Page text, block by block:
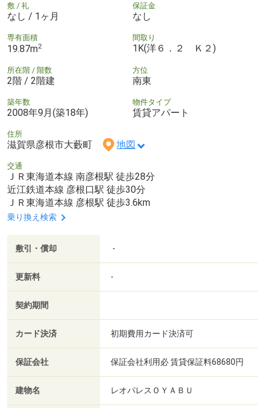
敷 / 礼
なし / 1ヶ月
保証金
なし
専有面積
19.87m2
間取り
1K(洋６．２ Ｋ２)
所在階 / 階数
2階 / 2階建
方位
南東
築年数
2008年9月(築18年)
物件タイプ
賃貸アパート
住所
滋賀県彦根市大藪町 地図
交通
ＪＲ東海道本線 南彦根駅 徒歩28分
近江鉄道本線 彦根口駅 徒歩30分
ＪＲ東海道本線 彦根駅 徒歩3.6km
乗り換え検索
敷引・償却 -
更新料 -
契約期間
カード決済 初期費用カード決済可
保証会社 保証会社利用必 賃貸保証料68680円
建物名 レオパレスＯＹＡＢＵ